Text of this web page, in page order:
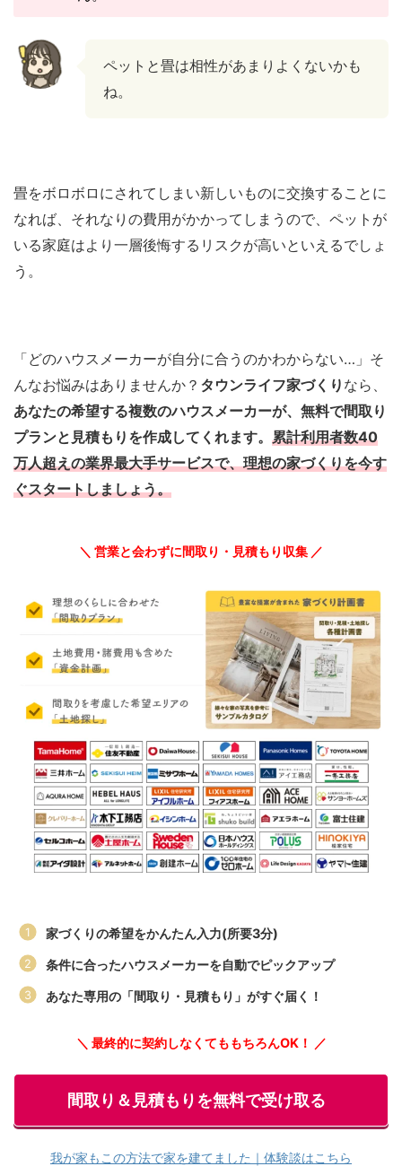
ペットと畳は相性があまりよくないかも
ね。
畳をボロボロにされてしまい新しいものに交換することに
なれば、それなりの費用がかかってしまうので、ペットが
いる家庭はより一層後悔するリスクが高いといえるでしょ
う。
「どのハウスメーカーが自分に合うのかわからない…」そ
んなお悩みはありませんか？ タウンライフ家づくり なら、
あなたの希望する複数のハウスメーカーが、無料で間取り
プランと見積もりを作成してくれます。 累計利用者数40
万人超えの業界最大手サービスで、理想の家づくりを今す
ぐスタートしましょう。
＼ 営業と会わずに間取り・見積もり収集 ／
家づくりの希望をかんたん入力(所要3分)
条件に合ったハウスメーカーを自動でピックアップ
あなた専用の「間取り・見積もり」がすぐ届く！
＼ 最終的に契約しなくてももちろんOK！ ／
間取り＆見積もりを無料で受け取る
我が家もこの方法で家を建てました｜体験談はこちら